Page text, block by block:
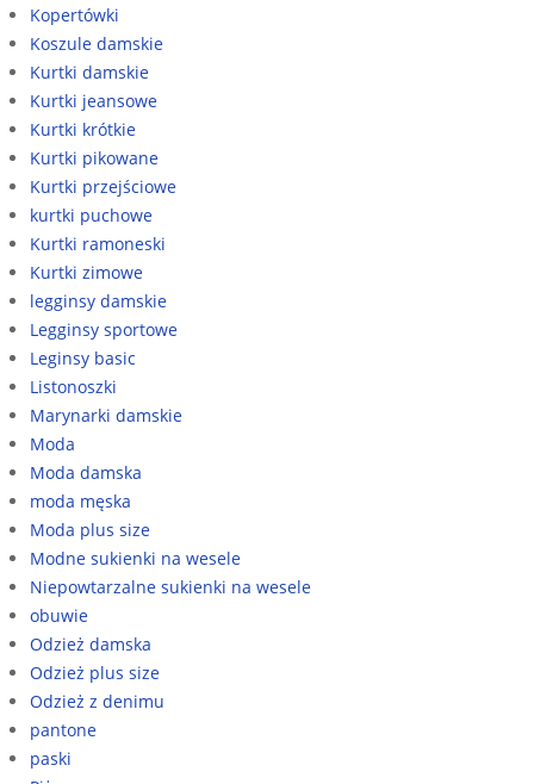
Kopertówki
Koszule damskie
Kurtki damskie
Kurtki jeansowe
Kurtki krótkie
Kurtki pikowane
Kurtki przejściowe
kurtki puchowe
Kurtki ramoneski
Kurtki zimowe
legginsy damskie
Legginsy sportowe
Leginsy basic
Listonoszki
Marynarki damskie
Moda
Moda damska
moda męska
Moda plus size
Modne sukienki na wesele
Niepowtarzalne sukienki na wesele
obuwie
Odzież damska
Odzież plus size
Odzież z denimu
pantone
paski